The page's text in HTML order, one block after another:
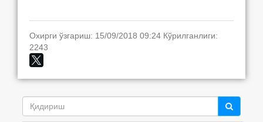
Охирги ўзгариш: 15/09/2018 09:24 Кўрилганлиги:
2243